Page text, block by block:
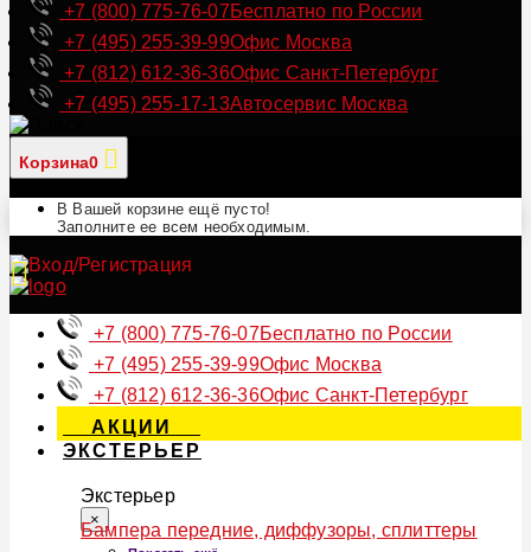
+7 (800) 775-76-07Бесплатно по России
+7 (495) 255-39-99Офис Москва
+7 (812) 612-36-36Офис Санкт-Петербург
+7 (495) 255-17-13Автосервис Москва
Корзина0
В Вашей корзине ещё пусто!
Заполните ее всем необходимым.
+7 (800) 775-76-07Бесплатно по России
+7 (495) 255-39-99Офис Москва
+7 (812) 612-36-36Офис Санкт-Петербург
АКЦИИ
ЭКСТЕРЬЕР
Экстерьер
×
Бампера передние, диффузоры, сплиттеры